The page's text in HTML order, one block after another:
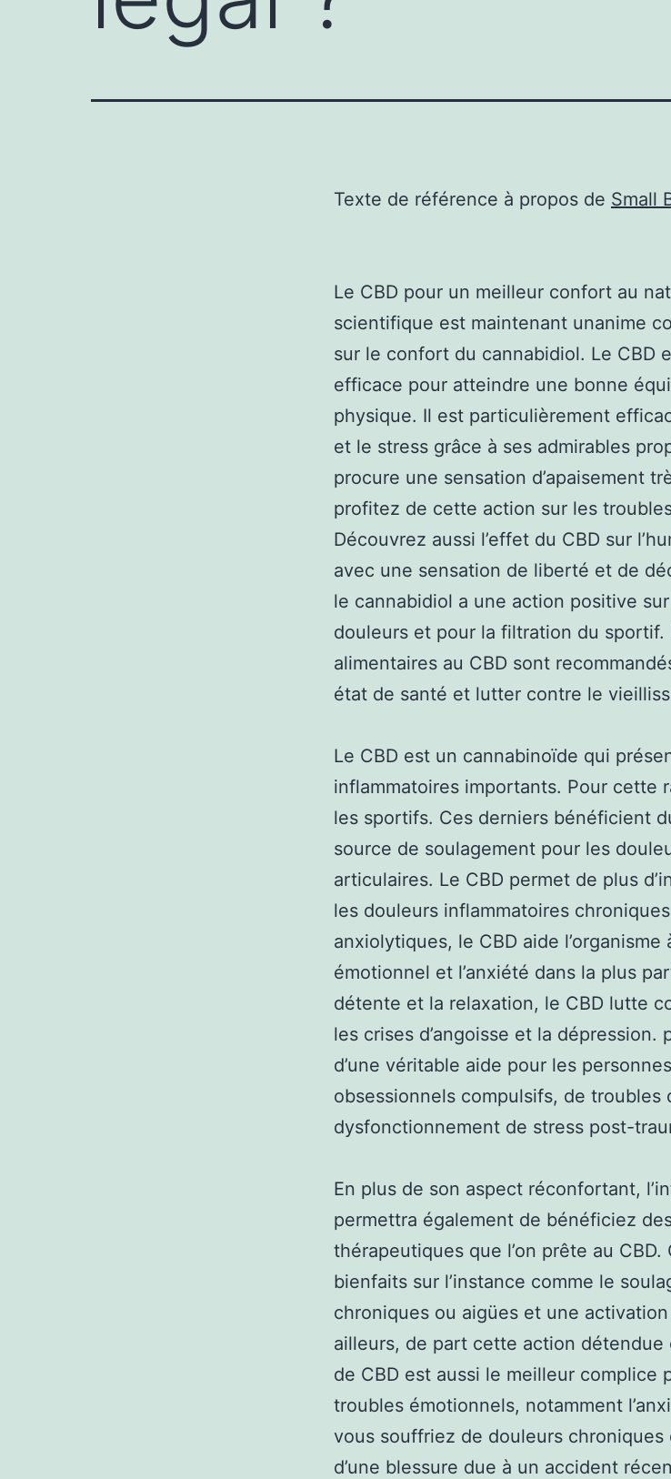
Texte de référence à propos de Small
Le CBD pour un meilleur confort au
scientifique est maintenant unanime
sur le confort du cannabidiol. Le CBD
efficace pour atteindre une bonne
physique. Il est particulièrement
et le stress grâce à ses admirables
procure une sensation d’apaisement
profitez de cette action sur les
Découvrez aussi l’effet du CBD sur
avec une sensation de liberté et de
le cannabidiol a une action positive
douleurs et pour la filtration du sportif.
alimentaires au CBD sont
état de santé et lutter contre le
Le CBD est un cannabinoïde qui
inflammatoires importants. Pour cette
les sportifs. Ces derniers bénéficient
source de soulagement pour les
articulaires. Le CBD permet de plus
les douleurs inflammatoires
anxiolytiques, le CBD aide
émotionnel et l’anxiété dans la plus
détente et la relaxation, le CBD lutte
les crises d’angoisse et la dépression.
d’une véritable aide pour les
obsessionnels compulsifs, de troubles
dysfonctionnement de stress post-
En plus de son aspect réconfortant,
permettra également de bénéficiez
thérapeutiques que l’on prête au
bienfaits sur l’instance comme le
chroniques ou aigües et une
ailleurs, de part cette action détendue
de CBD est aussi le meilleur complice
troubles émotionnels, notamment
vous souffriez de douleurs chroniques
d’une blessure due à un accident